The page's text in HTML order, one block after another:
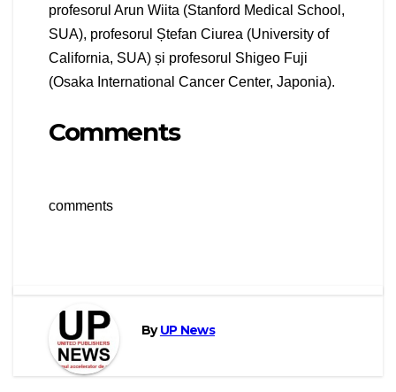
profesorul Arun Wiita (Stanford Medical School,
SUA), profesorul Ștefan Ciurea (University of
California, SUA) și profesorul Shigeo Fuji
(Osaka International Cancer Center, Japonia).
Comments
comments
ByUP News